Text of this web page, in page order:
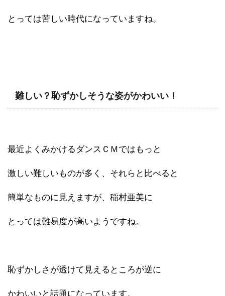
とっては苦しい時代になっていますね。
難しい？恥ずかしそうな姿がかわいい！
最近よくみかけるダンスＣＭではもっと
激しい難しいものが多く、それらと比べると
簡単なものに見えますが、稲村亜美に
とっては難易度が高いようですね。
恥ずかしさが透けて見えるところが逆に
かわいいと話題になっています。